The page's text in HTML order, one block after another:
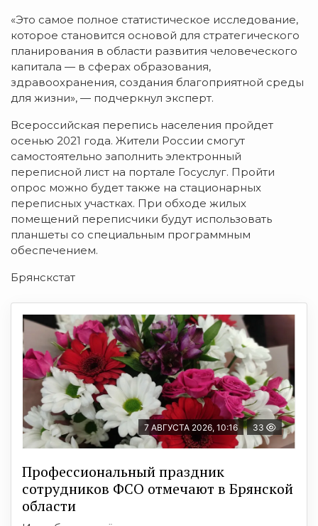
«Это самое полное статистическое исследование,
которое становится основой для стратегического
планирования в области развития человеческого
капитала — в сферах образования,
здравоохранения, создания благоприятной среды
для жизни», — подчеркнул эксперт.
Всероссийская перепись населения пройдет
осенью 2021 года. Жители России смогут
самостоятельно заполнить электронный
переписной лист на портале Госуслуг. Пройти
опрос можно будет также на стационарных
переписных участках. При обходе жилых
помещений переписчики будут использовать
планшеты со специальным программным
обеспечением.
Брянскстат
7 АВГУСТА 2026, 10:16 33
Профессиональный праздник
сотрудников ФСО отмечают в Брянской
области